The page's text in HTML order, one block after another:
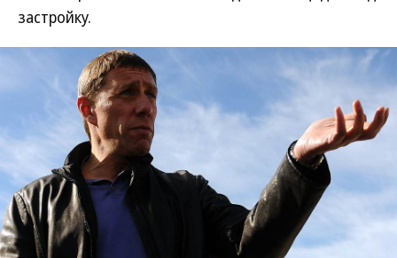
застройку.